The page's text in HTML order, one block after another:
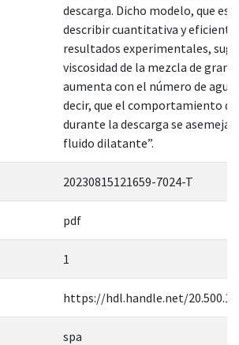
descarga. Dicho modelo, que es
describir cuantitativa y
resultados experimentales,
viscosidad de la mezcla de
aumenta con el número de
decir, que el comportamiento
durante la descarga se asemeja
fluido dilatante”.
20230815121659-7024-T
pdf
1
https://hdl.handle.net/
spa